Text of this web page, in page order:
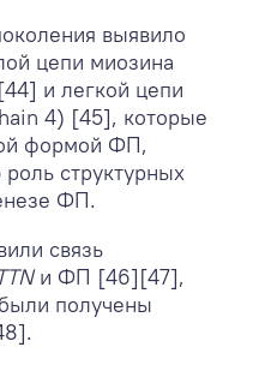
выявило
цепи миозина
и легкой цепи
4) [45], которые
формой ФП,
структурных
ФП.
связь
и ФП [46][47],
получены